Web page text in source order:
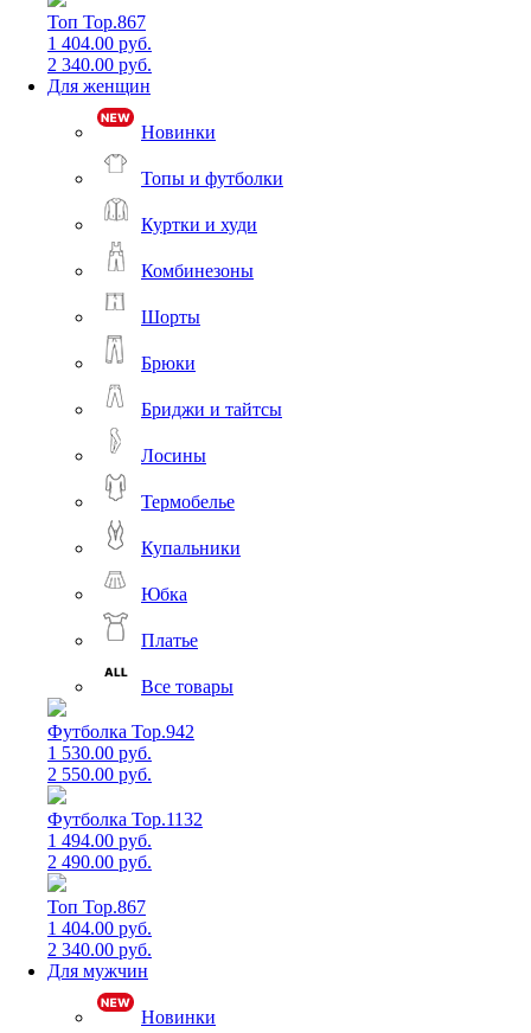
Топ Top.867
1 404.00 руб.
2 340.00 руб.
Для женщин
Новинки
Топы и футболки
Куртки и худи
Комбинезоны
Шорты
Брюки
Бриджи и тайтсы
Лосины
Термобелье
Купальники
Юбка
Платье
Все товары
Футболка Top.942
1 530.00 руб.
2 550.00 руб.
Футболка Top.1132
1 494.00 руб.
2 490.00 руб.
Топ Top.867
1 404.00 руб.
2 340.00 руб.
Для мужчин
Новинки